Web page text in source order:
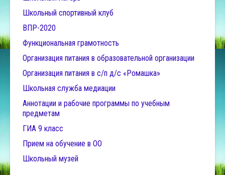
Школьный спортивный клуб
ВПР-2020
Функциональная грамотность
Организация питания в образовательной организации
Организация питания в с/п д/с «Ромашка»
Школьная служба медиации
Аннотации и рабочие программы по учебным
предметам
ГИА 9 класс
Прием на обучение в ОО
Школьный музей